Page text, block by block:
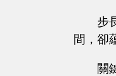
步
間，卻
關